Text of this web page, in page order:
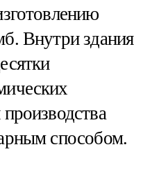
Внутри здания
способом.